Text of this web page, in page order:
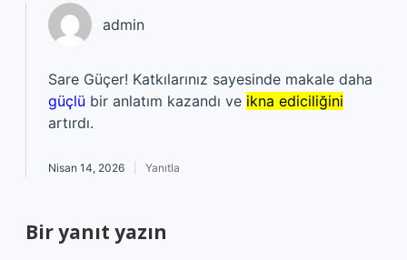
admin
Sare Güçer! Katkılarınız sayesinde makale daha
güçlü bir anlatım kazandı ve ikna ediciliğini
artırdı.
Nisan 14, 2026 Yanıtla
Bir yanıt yazın